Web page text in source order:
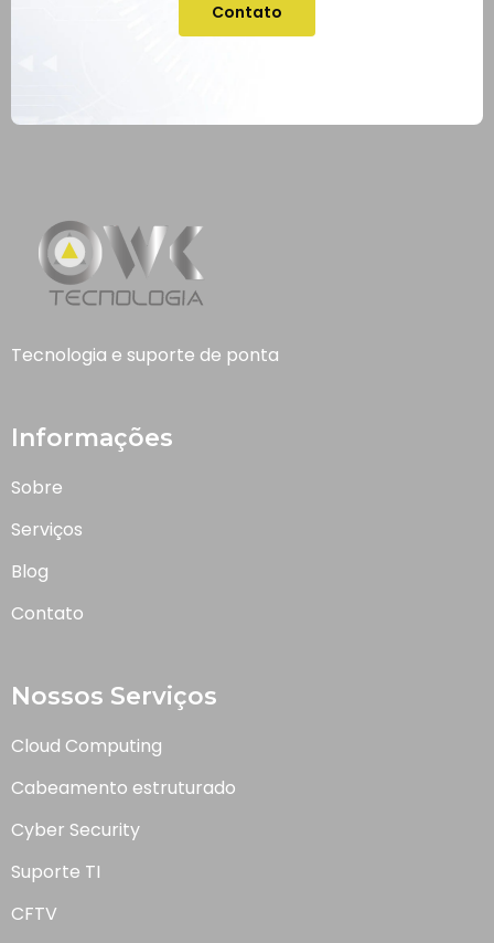
Contato
Tecnologia e suporte de ponta
Informações
Sobre
Serviços
Blog
Contato
Nossos Serviços
Cloud Computing
Cabeamento estruturado
Cyber Security
Suporte TI
CFTV